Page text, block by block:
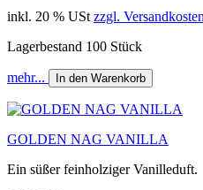
inkl. 20 % USt zzgl. Versandkosten
Lagerbestand 100 Stück
mehr... In den Warenkorb
GOLDEN NAG VANILLA
Ein süßer feinholziger Vanilleduft.